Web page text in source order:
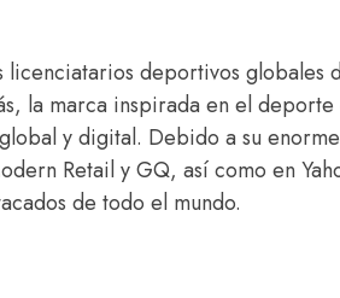
licenciatarios deportivos globales
la marca inspirada en el deporte
y digital. Debido a su
Retail y GQ, así como en
de todo el mundo.